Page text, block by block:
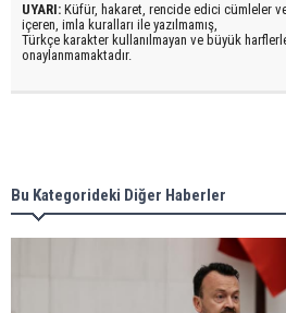
UYARI: Küfür, hakaret, rencide edici cümleler
içeren, imla kuralları ile yazılmamış,
Türkçe karakter kullanılmayan ve büyük
onaylanmamaktadır.
Bu Kategorideki Diğer Haberler